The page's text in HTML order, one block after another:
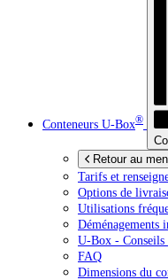
Conteneurs U-Box®
Retour au
Tarifs et
Options de
Utilisations
Déménagements
U-Box -
FAQ
Dimensions du